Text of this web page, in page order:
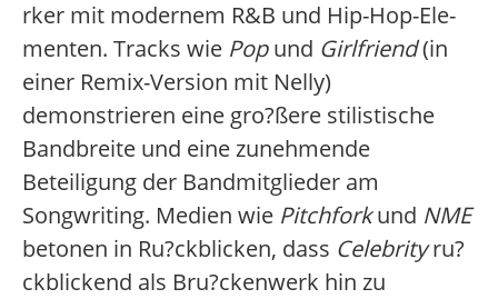
rker mit modernem R&B und Hip-Hop-Ele-
menten. Tracks wie Popund Girlfriend(in
einer Remix-Version mit Nelly)
demonstrieren eine gro?ßere stilistische
Bandbreite und eine zunehmende
Beteiligung der Bandmitglieder am
Songwriting. Medien wie Pitchforkund NME
betonen in Ru?ckblicken, dass Celebrityru?
ckblickend als Bru?ckenwerk hin zu